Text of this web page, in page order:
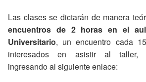
Las clases se dictarán de manera
encuentros de 2 horas en el
Universitario, un encuentro cada
interesados en asistir al taller,
ingresando al siguiente enlace: